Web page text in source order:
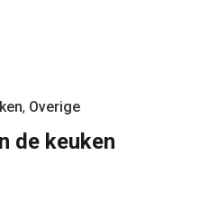
, Overige
de keuken